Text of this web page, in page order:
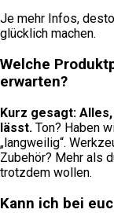
Je mehr Infos,
glücklich machen.
Welche
erwarten?
Kurz gesagt:
lässt. Ton? Haben
„langweilig“.
Zubehör? Mehr als
trotzdem wollen.
Kann ich bei